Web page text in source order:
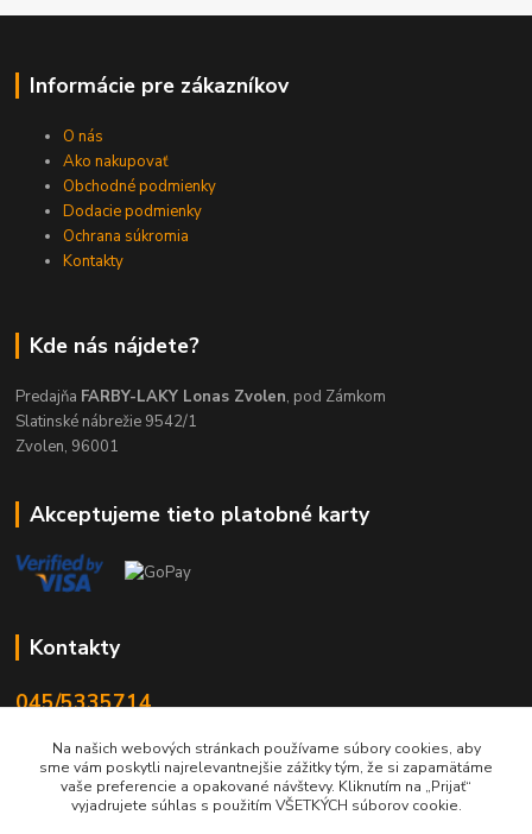
Informácie pre zákazníkov
O nás
Ako nakupovať
Obchodné podmienky
Dodacie podmienky
Ochrana súkromia
Kontakty
Kde nás nájdete?
Predajňa FARBY-LAKY Lonas Zvolen, pod Zámkom
Slatinské nábrežie 9542/1
Zvolen, 96001
Akceptujeme tieto platobné karty
Kontakty
045/5335714
info@lonas.sk
Na našich webových stránkach používame súbory cookies, aby
sme vám poskytli najrelevantnejšie zážitky tým, že si zapamätáme
vaše preferencie a opakované návštevy. Kliknutím na „Prijať“
vyjadrujete súhlas s použitím VŠETKÝCH súborov cookie.